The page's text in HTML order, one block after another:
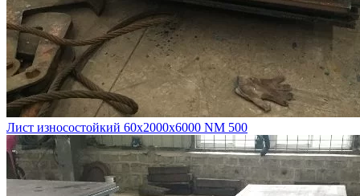
Лист износостойкий 60х2000х6000 NM 500